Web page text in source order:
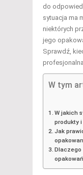
do
sytuacja ma
niektórych
jego
Sprawdź,
W tym
W jakich
produkty
Jak
Dlaczego